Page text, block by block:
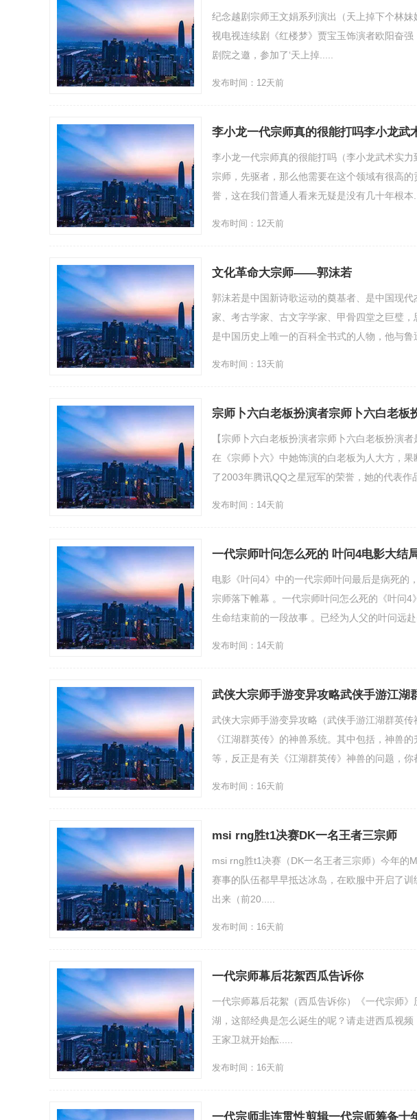
纪念越剧宗师王文娟系列演出（天上掉下个林
视电视连续剧《红楼梦》贾宝玉饰演者欧阳奋
剧院之邀，参加了‘天上掉.....
发布时间：12天前
李小龙一代宗师真的很能打吗李小龙武
李小龙一代宗师真的很能打吗（李小龙武术实
宗师，先驱者，那么他需要在这个领域有很高
誉，这在我们普通人看来无疑是没有几十年根本
发布时间：12天前
文化革命大宗师——郭沫若
郭沫若是中国新诗歌运动的奠基者、是中国现
家、考古学家、古文字学家、甲骨四堂之巨璧
是中国历史上唯一的百科全书式的人物，他与鲁
发布时间：13天前
宗师卜六白老板扮演者宗师卜六白老板
【宗师卜六白老板扮演者宗师卜六白老板扮演
在《宗师卜六》中她饰演的白老板为人大方，
了2003年腾讯QQ之星冠军的荣誉，她的代表作
发布时间：14天前
一代宗师叶问怎么死的 叶问4电影大结
电影《叶问4》中的一代宗师叶问最后是病死的
宗师落下帷幕 。一代宗师叶问怎么死的《叶问4
生命结束前的一段故事 。已经为人父的叶问远赴
发布时间：14天前
武侠大宗师手游变异攻略武侠手游江湖
武侠大宗师手游变异攻略（武侠手游江湖群英
《江湖群英传》的神兽系统。其中包括，神兽
等，反正是有关《江湖群英传》神兽的问题，你
发布时间：16天前
msi rng胜t1决赛DK一名王者三宗师
msi rng胜t1决赛（DK一名王者三宗师）今年的
赛事的队伍都早早抵达冰岛，在欧服中开启了
出来（前20.....
发布时间：16天前
一代宗师幕后花絮西瓜告诉你
一代宗师幕后花絮（西瓜告诉你）《一代宗师
湖，这部经典是怎么诞生的呢？请走进西瓜视
王家卫就开始酝.....
发布时间：16天前
一代宗师非连贯性剪辑一代宗师筹备十